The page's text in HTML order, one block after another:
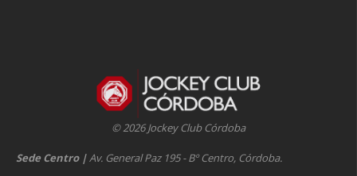
© 2026 Jockey Club Córdoba
Sede Centro |Av. General Paz 195 - Bº Centro, Córdoba.